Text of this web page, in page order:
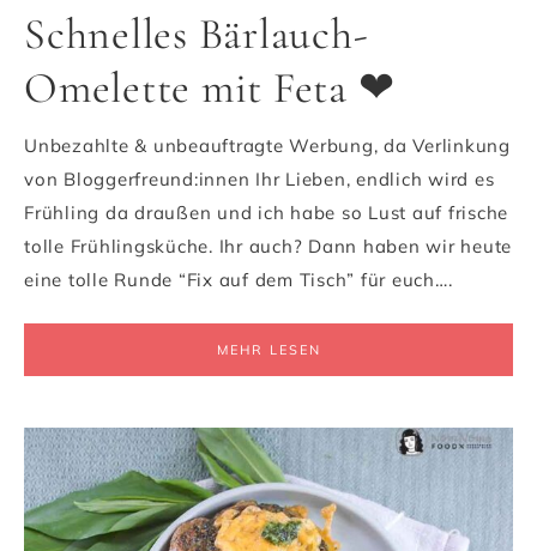
Schnelles Bärlauch-
Omelette mit Feta ❤
Unbezahlte & unbeauftragte Werbung, da Verlinkung
von Bloggerfreund:innen Ihr Lieben, endlich wird es
Frühling da draußen und ich habe so Lust auf frische
tolle Frühlingsküche. Ihr auch? Dann haben wir heute
eine tolle Runde “Fix auf dem Tisch” für euch….
MEHR LESEN